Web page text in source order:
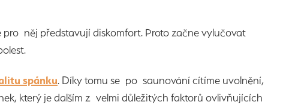
něj představují diskomfort. Proto začne vylučovat
spánku. Díky tomu se po saunování cítíme uvolnění,
který je dalším z velmi důležitých faktorů ovlivňujících